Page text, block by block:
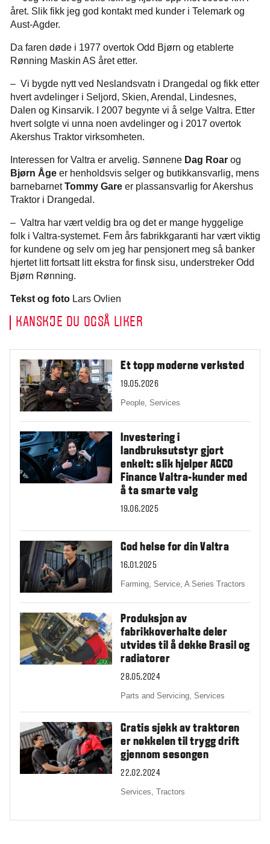
året. Slik fikk jeg god kontakt med kunder i Telemark og
Aust-Agder.
Da faren døde i 1977 overtok Odd Bjørn og etablerte
Rønning Maskin AS året etter.
– Vi bygde nytt ved Neslandsvatn i Drangedal og fikk etter
hvert avdelinger i Seljord, Skien, Arendal, Lindesnes,
Dalen og Kinsarvik. I 2007 begynte vi å selge Valtra. Etter
hvert solgte vi unna noen avdelinger og i 2017 overtok
Akershus Traktor virksomheten.
Interessen for Valtra er arvelig. Sønnene Dag Roarog
Bjørn Ågeer henholdsvis selger og butikkansvarlig, mens
barnebarnetTommy Gareer plassansvarlig for Akershus
Traktor i Drangedal.
– Valtra har vært veldig bra og det er mange hyggelige
folk i Valtra-systemet. Fem års fabrikkgaranti har vært viktig
for kundene og selv om jeg har pensjonert meg så banker
hjertet litt fortsatt litt ekstra for finsk sisu, understreker Odd
Bjørn Rønning.
Tekst og fotoLars Ovlien
KANSKJE DU OGSÅ LIKER
Et topp moderne verksted
19.05.2026
People,Services
Investering i
landbruksutstyr gjort
enkelt: slik hjelper AGCO
Finance Valtra-kunder med
å ta smarte valg
19.06.2025
God helse for din Valtra
16.01.2025
Farming,Service,A Series Tractors
Produksjon av
fabrikkoverhalte deler
utvides til å dekke Brasil og
radiatorer
28.05.2024
Parts and Servicing,Services
Gratis sjekk av traktoren
er nøkkelen til trygg drift
gjennom sesongen
22.02.2024
Services,Tractors